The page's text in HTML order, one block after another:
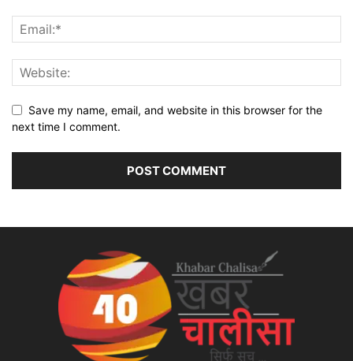
Save my name, email, and website in this browser for the
next time I comment.